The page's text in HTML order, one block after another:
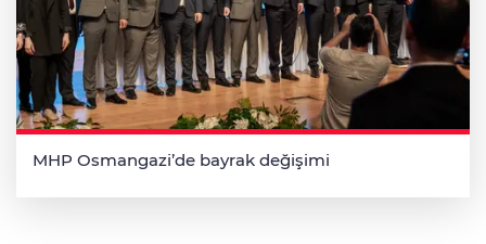
MHP Osmangazi’de bayrak değişimi